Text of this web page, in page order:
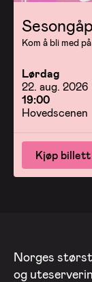
Kom å bli med
Lørdag
22. aug. 2026
19:00
Hovedscenen
Kjøp
Norges
og